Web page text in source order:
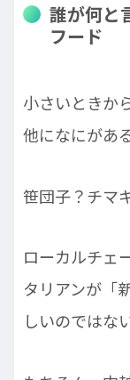
誰が何と
フード
小さいときか
他になにがあ
笹団子？チマ
ローカルチェ
タリアンが「
しいのではな